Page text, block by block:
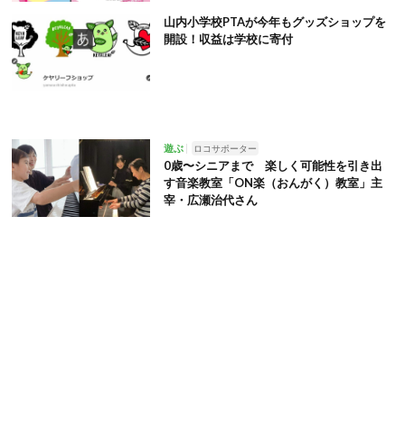
山内小学校PTAが今年もグッズショップを
開設！収益は学校に寄付
遊ぶ ロコサポーター
0歳〜シニアまで 楽しく可能性を引き出
す音楽教室「ON楽（おんがく）教室」主
宰・広瀬治代さん